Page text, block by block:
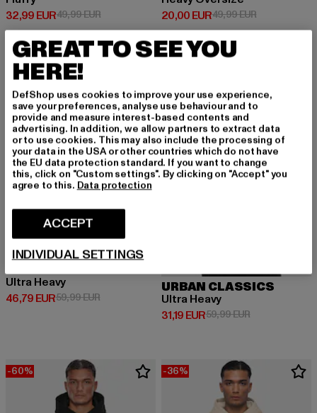
32,99 EUR
Prix courant: 32,99 EUR
49,99 EURPrix en promotion: 49,99 EUR
20,00 EUR
Prix courant: 20,00 EUR
49,99 EURPrix en
-22%
URBAN CLASSICS
Ultra Heavy
46,79 EUR
Prix courant: 46,79 EUR
59,99 EURPrix en promotion: 59,99 EUR
URBAN CLASSICS
Ultra Heavy
31,19 EUR
Prix courant: 31,19 EUR
59,99 EURPrix en
-60% -36%
GREAT TO SEE YOU
HERE!
DefShop uses cookies to improve your use experience,
save your preferences, analyse use behaviour and to
provide and measure interest-based contents and
advertising. In addition, we allow partners to extract data
or to use cookies. This may also include the processing of
your data in the USA or other countries which do not have
the EU data protection standard. If you want to change
this, click on "Custom settings". By clicking on "Accept" you
agree to this. Data protection
ACCEPT
INDIVIDUAL SETTINGS